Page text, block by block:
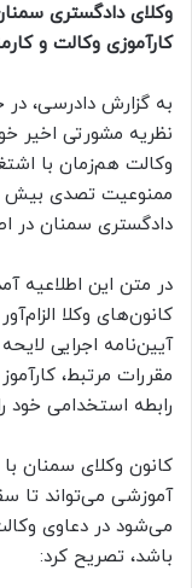
وکلای دادگستری
کارآموزی وکالت و
به گزارش دادرسی، در
نظریه مشورتی اخیر
وکالت هم‌زمان با
ممنوعیت تصدی بیش
دادگستری سمنان در
در متن این اطلاعیه
آیین‌نامه اجرایی
مقررات مرتبط،
رابطه استخدامی خود
کانون وکلای سمنان با
آموزشی می‌تواند
می‌شود در دعاوی
باشد، تصریح کرد: